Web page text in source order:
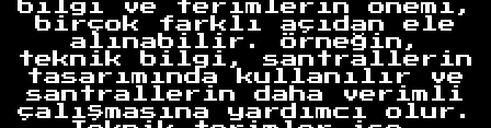
bilgi ve terimlerin önemi,
birçok farklı açıdan ele
alınabilir. Örneğin,
teknik bilgi, santrallerin
tasarımında kullanılır ve
santrallerin daha verimli
çalışmasına yardımcı olur.